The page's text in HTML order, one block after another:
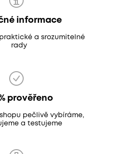
informace
a srozumitelné
rady
prověřeno
pečlivě vybíráme,
a testujeme